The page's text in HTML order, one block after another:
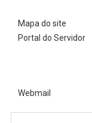
Mapa do site
Portal do Servidor
Webmail